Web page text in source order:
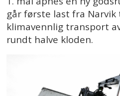
går første last fra Narvik
klimavennlig transport
rundt halve kloden.